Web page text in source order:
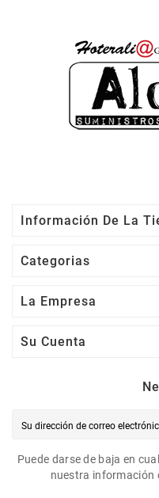
Información De La
Categorias
La Empresa
Su Cuenta
Puede darse de baja en
nuestra información